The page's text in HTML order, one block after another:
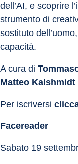
dell’AI, e scoprire
strumento di
sostituto
capacità.
A cura di
Matteo
Per iscriversi
Facereader
Sabato 19